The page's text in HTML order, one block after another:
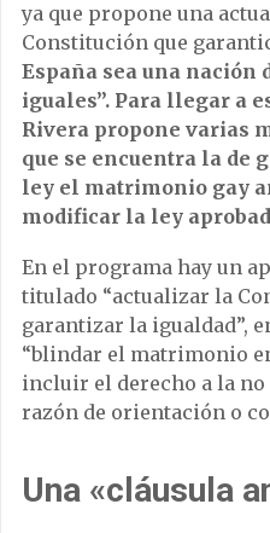
ya que propone una
Constitución que
España sea una nación
iguales”. Para llegar a
Rivera propone varias
que se encuentra la de
ley el matrimonio gay
modificar la ley
En el programa hay un
titulado “actualizar la
garantizar la igualdad”,
“blindar el matrimonio
incluir el derecho a la
razón de orientación o
Una «cláusula